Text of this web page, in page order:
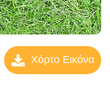
Χόρτο Εικόνα